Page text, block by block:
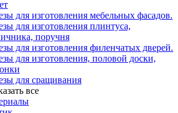
для изготовления мебельных фасадов.
для изготовления плинтуса,
поручня
для изготовления филенчатых дверей.
для изготовления, половой доски,
для сращивания
все